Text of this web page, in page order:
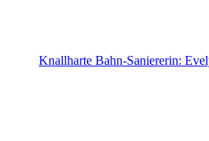
Knallharte Bahn-Saniererin: